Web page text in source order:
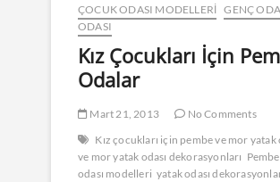
ÇOCUK ODASI MODELLERI GENÇ
ODASI
Kız Çocukları İçin
Odalar
Mart 21, 2013
No Comments
Kız çocukları için pembe ve mor yatak
ve mor yatak odası dekorasyonları
odası modelleri yatak odası